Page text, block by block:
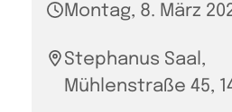
Montag, 8. März
Stephanus Saal,
Mühlenstraße 45,